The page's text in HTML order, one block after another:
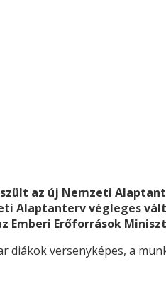
az új Nemzeti
Alaptanterv végleges
Erőforrások
diákok versenyképes, a